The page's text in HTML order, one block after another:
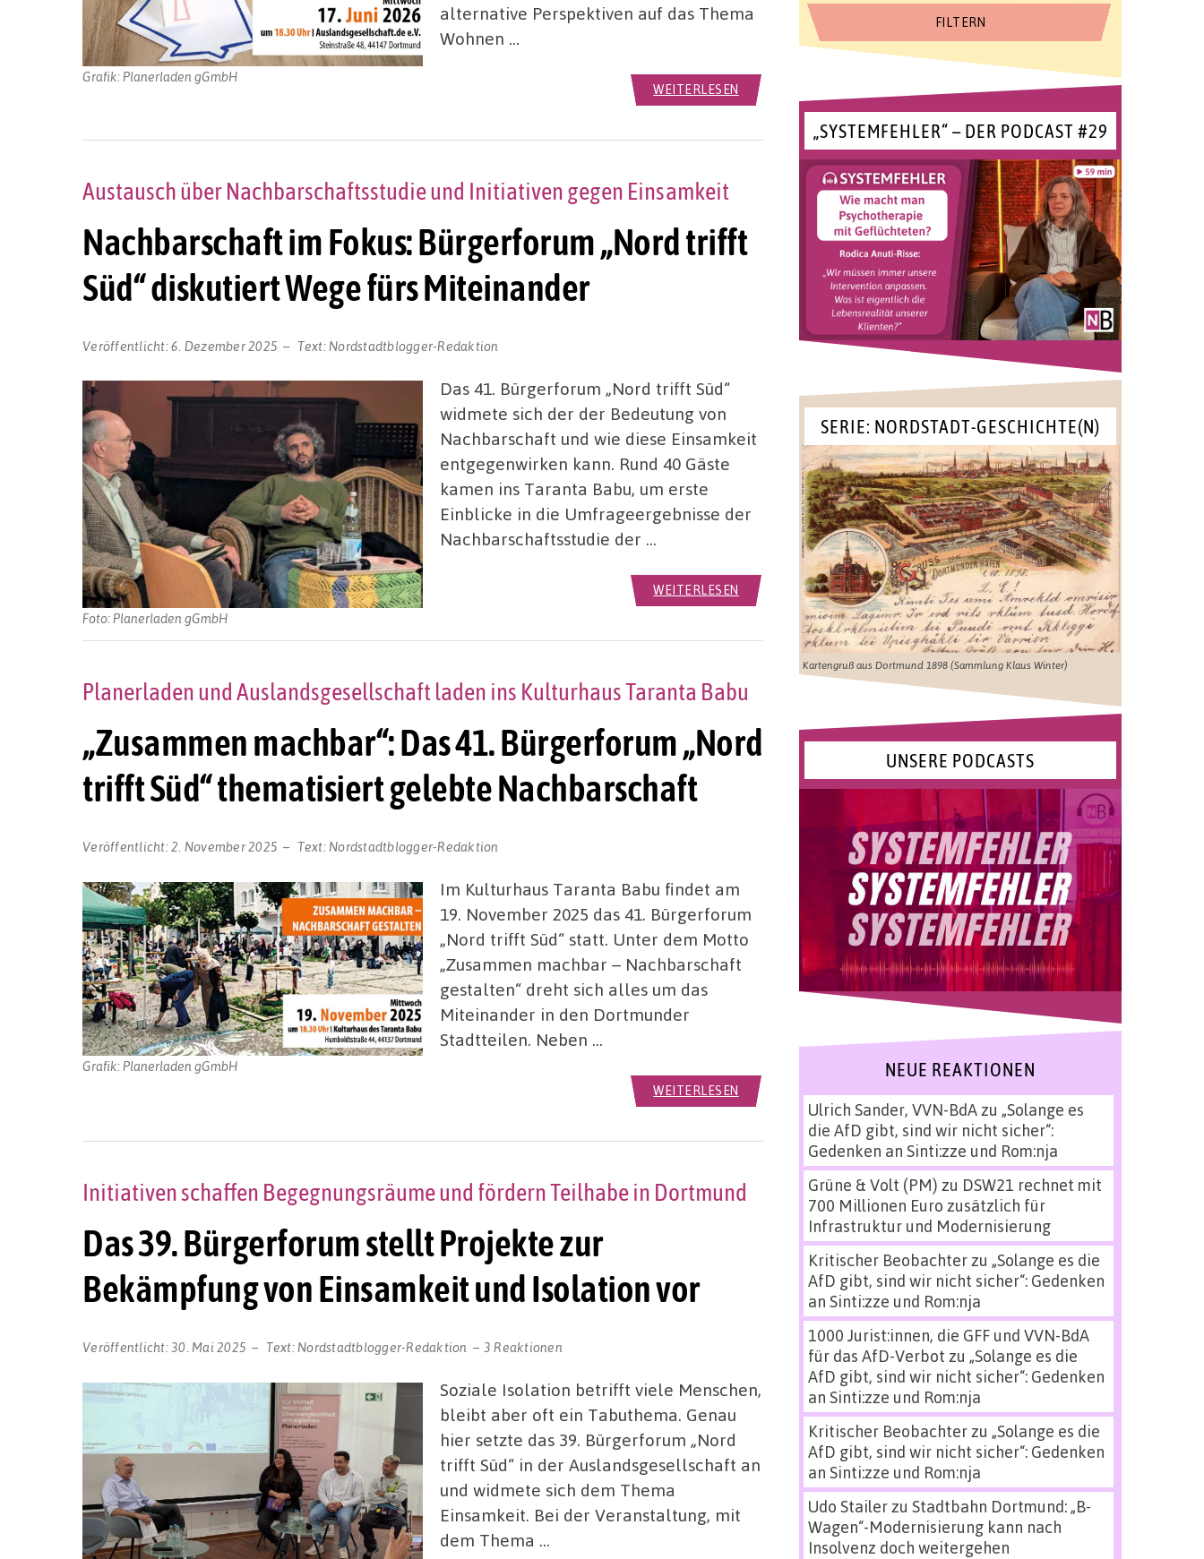
Grafik: Planerladen gGmbH
alternative Perspektiven auf das Thema
Wohnen …
WEITERLESEN
Nachbarschaft im Fokus: Bürgerforum „Nord trifft
Süd“ diskutiert Wege fürs Miteinander
Austausch über Nachbarschaftsstudie und Initiativen gegen Einsamkeit
Veröffentlicht:6. Dezember 2025 Text: Nordstadtblogger-Redaktion
Foto: Planerladen gGmbH
Das 41. Bürgerforum „Nord trifft Süd“
widmete sich der der Bedeutung von
Nachbarschaft und wie diese Einsamkeit
entgegenwirken kann. Rund 40 Gäste
kamen ins Taranta Babu, um erste
Einblicke in die Umfrageergebnisse der
Nachbarschaftsstudie der …
WEITERLESEN
„Zusammen machbar“: Das 41. Bürgerforum „Nord
trifft Süd“ thematisiert gelebte Nachbarschaft
Planerladen und Auslandsgesellschaft laden ins Kulturhaus Taranta Babu
Veröffentlicht:2. November 2025 Text: Nordstadtblogger-Redaktion
Grafik: Planerladen gGmbH
Im Kulturhaus Taranta Babu findet am
19. November 2025 das 41. Bürgerforum
„Nord trifft Süd“ statt. Unter dem Motto
„Zusammen machbar – Nachbarschaft
gestalten“ dreht sich alles um das
Miteinander in den Dortmunder
Stadtteilen. Neben …
WEITERLESEN
Das 39. Bürgerforum stellt Projekte zur
Bekämpfung von Einsamkeit und Isolation vor
Initiativen schaffen Begegnungsräume und fördern Teilhabe in Dortmund
Veröffentlicht:30. Mai 2025 Text: Nordstadtblogger-Redaktion 3 Reaktionen
Soziale Isolation betrifft viele Menschen,
bleibt aber oft ein Tabuthema. Genau
hier setzte das 39. Bürgerforum „Nord
trifft Süd“ in der Auslandsgesellschaft an
und widmete sich dem Thema
Einsamkeit. Bei der Veranstaltung, mit
dem Thema …
„SYSTEMFEHLER“ – DER PODCAST #29
SERIE: NORDSTADT-GESCHICHTE(N)
Kartengruß aus Dortmund 1898 (Sammlung Klaus Winter)
UNSERE PODCASTS
NEUE REAKTIONEN
Ulrich Sander, VVN-BdAzu „Solange es
die AfD gibt, sind wir nicht sicher“:
Gedenken an Sinti:zze und Rom:nja
Grüne & Volt (PM) zu DSW21 rechnet mit
700 Millionen Euro zusätzlich für
Infrastruktur und Modernisierung
Kritischer Beobachterzu „Solange es die
AfD gibt, sind wir nicht sicher“: Gedenken
an Sinti:zze und Rom:nja
1000 Jurist:innen, die GFF und VVN-BdA
für das AfD-Verbot zu „Solange es die
AfD gibt, sind wir nicht sicher“: Gedenken
an Sinti:zze und Rom:nja
Kritischer Beobachterzu „Solange es die
AfD gibt, sind wir nicht sicher“: Gedenken
an Sinti:zze und Rom:nja
Udo Stailerzu Stadtbahn Dortmund: „B-
Wagen“-Modernisierung kann nach
Insolvenz doch weitergehen